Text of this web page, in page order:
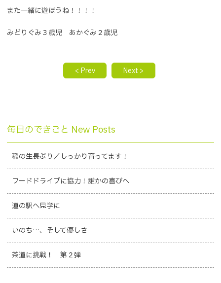
また一緒に遊ぼうね！！！！
みどりぐみ３歳児 あかぐみ２歳児
< Prev Next >
毎日のできごと New Posts
稲の生長ぶり／しっかり育ってます！
フードドライブに協力！誰かの喜びへ
道の駅へ見学に
いのち…、そして優しさ
茶道に挑戦！ 第２弾